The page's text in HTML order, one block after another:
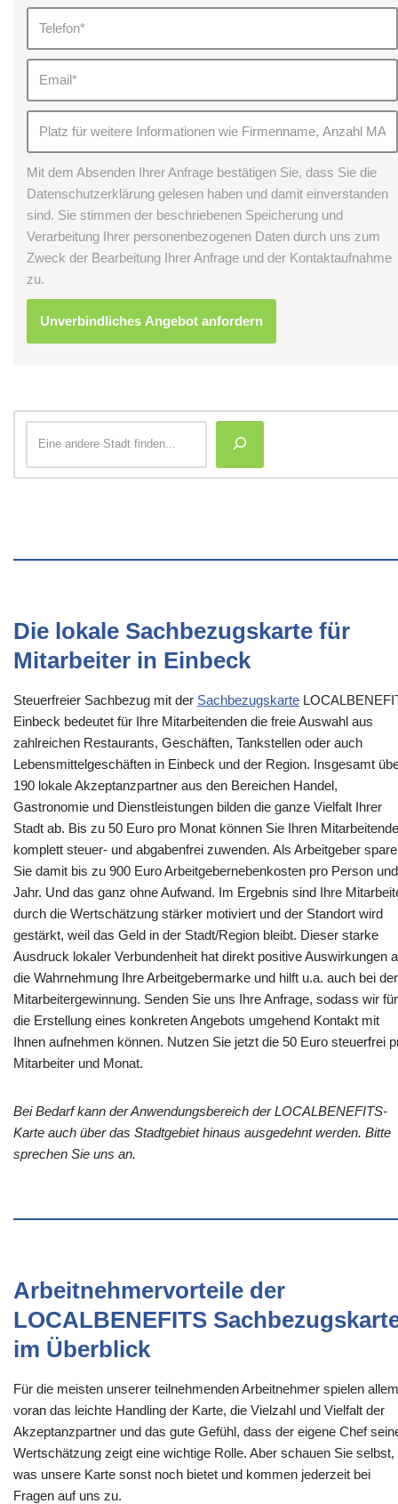
Mit dem Absenden Ihrer Anfrage bestätigen Sie, dass Sie die
Datenschutzerklärung gelesen haben und damit einverstanden
sind. Sie stimmen der beschriebenen Speicherung und
Verarbeitung Ihrer personenbezogenen Daten durch uns zum
Zweck der Bearbeitung Ihrer Anfrage und der Kontaktaufnahme
zu.
Die lokale Sachbezugskarte für
Mitarbeiter in Einbeck
Steuerfreier Sachbezug mit der Sachbezugskarte
Einbeck bedeutet für Ihre Mitarbeitenden die freie Auswahl aus
zahlreichen Restaurants, Geschäften, Tankstellen oder auch
Lebensmittelgeschäften in Einbeck und der Region. Insgesamt
190 lokale Akzeptanzpartner aus den Bereichen Handel,
Gastronomie und Dienstleistungen bilden die ganze Vielfalt Ihrer
Stadt ab. Bis zu 50 Euro pro Monat können Sie Ihren
komplett steuer- und abgabenfrei zuwenden. Als Arbeitgeber
Sie damit bis zu 900 Euro Arbeitgebernebenkosten pro Person und
Jahr. Und das ganz ohne Aufwand. Im Ergebnis sind Ihre
durch die Wertschätzung stärker motiviert und der Standort wird
gestärkt, weil das Geld in der Stadt/Region bleibt. Dieser starke
Ausdruck lokaler Verbundenheit hat direkt positive Auswirkungen
die Wahrnehmung Ihre Arbeitgebermarke und hilft u.a. auch bei der
Mitarbeitergewinnung. Senden Sie uns Ihre Anfrage, sodass wir für
die Erstellung eines konkreten Angebots umgehend Kontakt mit
Ihnen aufnehmen können. Nutzen Sie jetzt die 50 Euro steuerfrei
Mitarbeiter und Monat.
Bei Bedarf kann der Anwendungsbereich der LOCALBENEFITS-
Karte auch über das Stadtgebiet hinaus ausgedehnt werden. Bitte
sprechen Sie uns an.
Arbeitnehmervorteile der
LOCALBENEFITS
im Überblick
Für die meisten unserer teilnehmenden Arbeitnehmer spielen allem
voran das leichte Handling der Karte, die Vielzahl und Vielfalt der
Akzeptanzpartner und das gute Gefühl, dass der eigene Chef
Wertschätzung zeigt eine wichtige Rolle. Aber schauen Sie selbst,
was unsere Karte sonst noch bietet und kommen jederzeit bei
Fragen auf uns zu.